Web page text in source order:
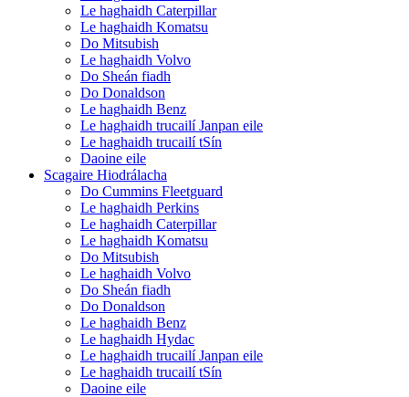
Le haghaidh Caterpillar
Le haghaidh Komatsu
Do Mitsubish
Le haghaidh Volvo
Do Sheán fiadh
Do Donaldson
Le haghaidh Benz
Le haghaidh trucailí Janpan eile
Le haghaidh trucailí tSín
Daoine eile
Scagaire Hiodrálacha
Do Cummins Fleetguard
Le haghaidh Perkins
Le haghaidh Caterpillar
Le haghaidh Komatsu
Do Mitsubish
Le haghaidh Volvo
Do Sheán fiadh
Do Donaldson
Le haghaidh Benz
Le haghaidh Hydac
Le haghaidh trucailí Janpan eile
Le haghaidh trucailí tSín
Daoine eile